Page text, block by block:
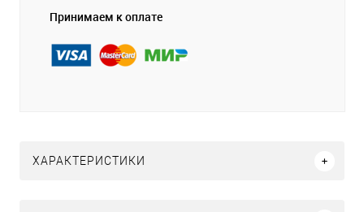
Принимаем к оплате
ХАРАКТЕРИСТИКИ